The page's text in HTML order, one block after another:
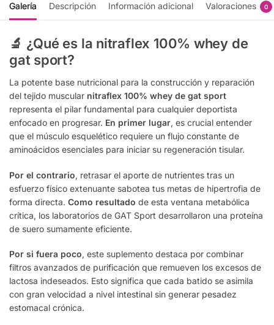
Galería Descripción Información adicional Valoraciones 0
🔬 ¿Qué es la nitraflex 100% whey de
gat sport?
La potente base nutricional para la construcción y reparación
del tejido muscular nitraflex 100% whey de gat sport
representa el pilar fundamental para cualquier deportista
enfocado en progresar. En primer lugar, es crucial entender
que el músculo esquelético requiere un flujo constante de
aminoácidos esenciales para iniciar su regeneración tisular.
Por el contrario, retrasar el aporte de nutrientes tras un
esfuerzo físico extenuante sabotea tus metas de hipertrofia de
forma directa. Como resultado de esta ventana metabólica
crítica, los laboratorios de GAT Sport desarrollaron una proteína
de suero sumamente eficiente.
Por si fuera poco, este suplemento destaca por combinar
filtros avanzados de purificación que remueven los excesos de
lactosa indeseados. Esto significa que cada batido se asimila
con gran velocidad a nivel intestinal sin generar pesadez
estomacal crónica.